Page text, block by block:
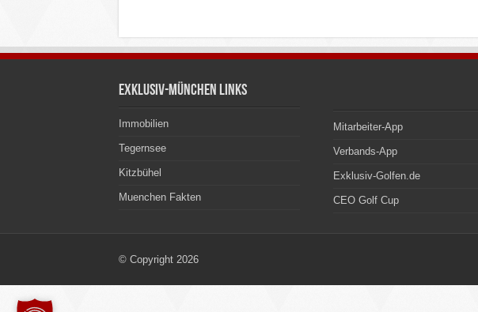
Exklusiv-München Links
Immobilien
Tegernsee
Kitzbühel
Muenchen Fakten
Mitarbeiter-App
Verbands-App
Exklusiv-Golfen.de
CEO Golf Cup
© Copyright 2026